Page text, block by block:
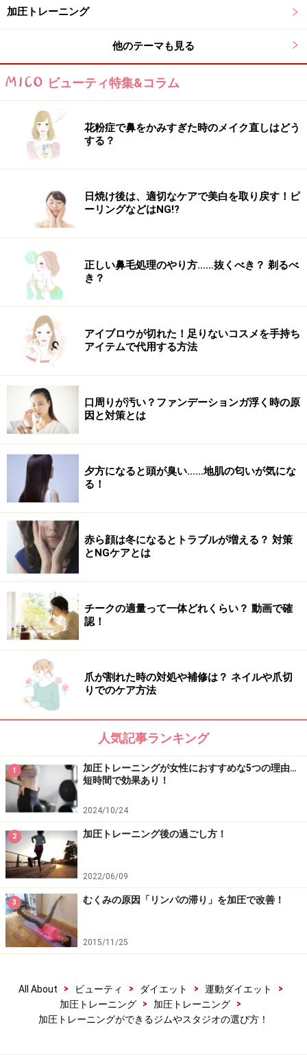
たメソッドの資格をもったトレーナーもいるので、その
日の体調や気分、目的に合わせて幅広いメニューの中か
らトレーニング内容を選べるのも魅力です。
次のページでは「あらゆる年代の女性の身体をサポート
する！」スタジオをご紹介します。
※記事内容は執筆時点のものです。最新の内容をご確認くださ
い。
※ダイエットは個人の体質、また、誤った方法による実践に起因
して体調不良を引き起こす場合があります。実践の際には、必ず
自身の体質及び健康状態を十分に考慮したうえで、正しい方法で
おこなってください。また、全ての方への有効性を保証するもの
ではありません。
加圧トレーニング
他のテーマも見る
ビューティ特集&コラム
花粉症で鼻をかみすぎた時のメイク直しはどう
する？
日焼け後は、適切なケアで美白を取り戻す！ピ
ーリングなどはNG!?
正しい鼻毛処理のやり方……抜くべき？ 剃るべ
き？
アイブロウが切れた！足りないコスメを手持ち
アイテムで代用する方法
口周りが汚い？ファンデーションガ浮く時の原
因と対策とは
夕方になると頭が臭い……地肌の匂いが気にな
る！
赤ら顔は冬になるとトラブルが増える？ 対策
とNGケアとは
チークの適量って一体どれくらい？ 動画で確
認！
爪が割れた時の対処や補修は？ ネイルや爪切
りでのケア方法
人気記事ランキング
1
加圧トレーニングが女性におすすめな5つの理由…
短時間で効果あり！
2024/10/24
2 加圧トレーニング後の過ごし方！
2022/06/09
3 むくみの原因「リンパの滞り」を加圧で改善！
2015/11/25
All About > ビューティ > ダイエット > 運動ダイエット
>
加圧トレーニング
> 加圧トレーニング
>
加圧トレーニングができるジムやスタジオの選び方！